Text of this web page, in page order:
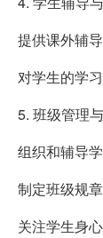
提供课外辅
对学生的学
5. 班级管理
组织和辅导
制定班级规
关注学生身